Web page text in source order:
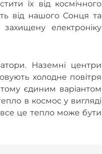
їх від космічного
від нашого Сонця та
електроніку
Наземні центри
холодне повітря
єдиним варіантом
в космос у вигляді
це тепло може бути